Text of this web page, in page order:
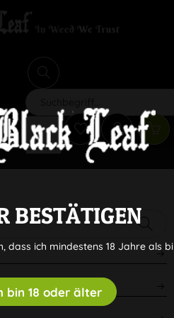
Suchen
BESTÄTIGEN
dass ich mindestens 18 Jahre als
bin 18 oder älter